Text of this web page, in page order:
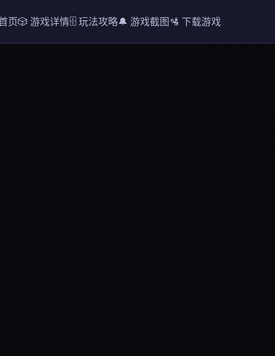
页🎲 游戏详情🗄️ 玩法攻略🔔 游戏截图🛂 下载游戏